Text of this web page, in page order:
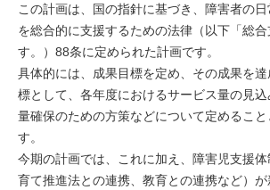
この計画は、国の指針に基づき、障害者の
を総合的に支援するための法律（以下「総
す。）88条に定められた計画です。
具体的には、成果目標を定め、その成果を
標として、各年度におけるサービス量の見
量確保のための方策などについて定めるこ
す。
今期の計画では、これに加え、障害児支援
育て推進法との連携、教育との連携など）